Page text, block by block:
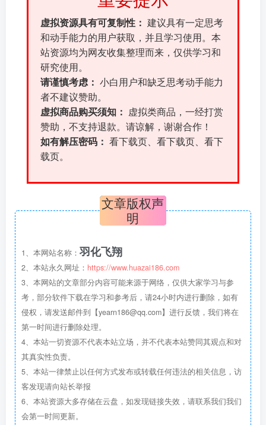
虚拟资源具有可复制性： 建议具有一定思考
和动手能力的用户获取，并且学习使用。本
站资源均为网友收集整理而来，仅供学习和
研究使用。
请谨慎考虑： 小白用户和缺乏思考动手能力
者不建议赞助。
虚拟商品购买须知：
虚拟类商品，一经打赏
赞助，不支持退款。请谅解，谢谢合作！
如有解压密码： 看下载页、看下载页、看下
载页。
文章版权声
明
1、本网站名称： 羽化飞翔
2、本站永久网址： https://www.huazai186.com
3、本网站的文章部分内容可能来源于网络，仅供大家学习与参
考，部分软件下载在学习和参考后，请24小时内进行删除，如有
侵权，请发送邮件到【yearn186@qq.com】进行反馈，我们将在
第一时间进行删除处理。
4、本站一切资源不代表本站立场，并不代表本站赞同其观点和对
其真实性负责。
5、本站一律禁止以任何方式发布或转载任何违法的相关信息，访
客发现请向站长举报
6、本站资源大多存储在云盘，如发现链接失效，请联系我们我们
会第一时间更新。